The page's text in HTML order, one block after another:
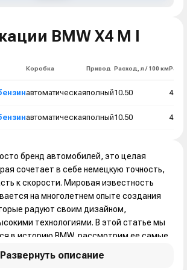
BMW X4 M I
Привод
Разгон до 100
Привод
полный
Разгон до 100
4.1 сек
Коробка Привод Расход, л / 100 км
автоматическаяполный10.50 4.2
автоматическаяполный10.50 4.1
бренд автомобилей, это целая
сочетает в себе немецкую точность,
к скорости. Мировая известность
на многолетнем опыте создания
радуют своим дизайном,
технологиями. В этой статье мы
в историю BMW, рассмотрим ее самые
Развернуть описание